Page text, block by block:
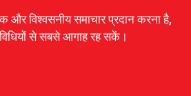
और विश्वसनीय समाचार प्रदान करना है,
से सबसे आगाह रह सकें।